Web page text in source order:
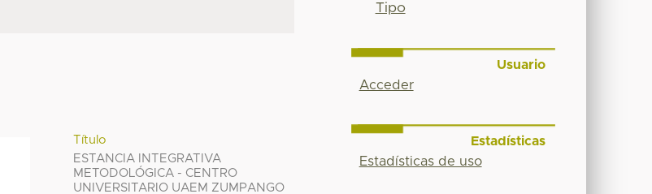
Título
ESTANCIA INTEGRATIVA
METODOLÓGICA - CENTRO
UNIVERSITARIO UAEM ZUMPANGO
Tipo
Usuario
Acceder
Estadísticas
Estadísticas de uso